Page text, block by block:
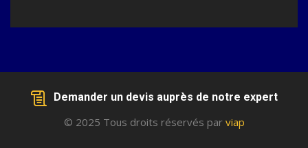
Demander un devis auprès de notre expert
© 2025 Tous droits réservés par viap